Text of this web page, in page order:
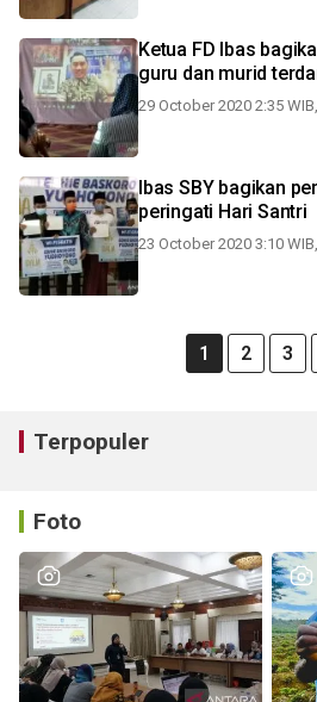
Ketua FD Ibas
guru dan murid
29 October 2020 2:35
Ibas SBY bagikan
peringati Hari Santri
23 October 2020 3:10
1 2 3
Terpopuler
Foto